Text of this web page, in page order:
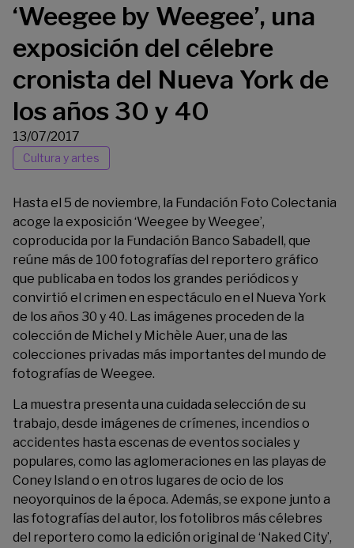
‘Weegee by Weegee’, una
exposición del célebre
cronista del Nueva York de
los años 30 y 40
13/07/2017
Cultura y artes
Hasta el 5 de noviembre, la Fundación Foto Colectania
acoge la exposición ‘Weegee by Weegee’,
coproducida por la Fundación Banco Sabadell, que
reúne más de 100 fotografías del reportero gráfico
que publicaba en todos los grandes periódicos y
convirtió el crimen en espectáculo en el Nueva York
de los años 30 y 40. Las imágenes proceden de la
colección de Michel y Michèle Auer, una de las
colecciones privadas más importantes del mundo de
fotografías de Weegee.
La muestra presenta una cuidada selección de su
trabajo, desde imágenes de crímenes, incendios o
accidentes hasta escenas de eventos sociales y
populares, como las aglomeraciones en las playas de
Coney Island o en otros lugares de ocio de los
neoyorquinos de la época. Además, se expone junto a
las fotografías del autor, los fotolibros más célebres
del reportero como la edición original de ‘Naked City’,